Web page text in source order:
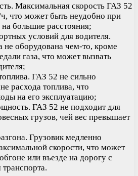
Максимальная скорость ГАЗ 52
ч, что может быть неудобно при
на большие расстояния;
условий для водителя.
не оборудована чем-то, кроме
газа, что может вызвать
ГАЗ 52 не сильно
расхода топлива, что
на его эксплуатацию;
ГАЗ 52 не подходит для
грузов, чей вес превышает
Грузовик медленно
скорости, что может
или въезде на дорогу с